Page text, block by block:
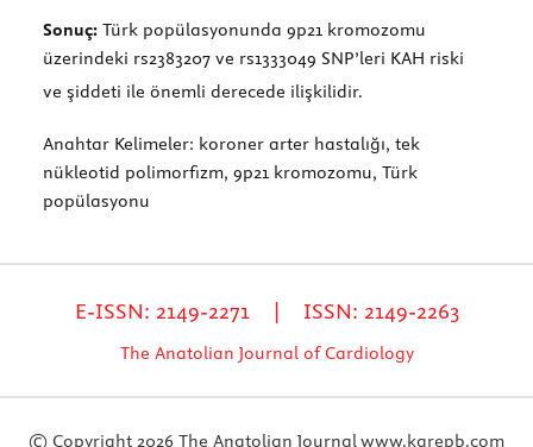
Sonuç: Türk popülasyonunda 9p21 kromozomu
üzerindeki rs2383207 ve rs1333049 SNP’leri KAH riski
ve şiddeti ile önemli derecede ilişkilidir.
Anahtar Kelimeler: koroner arter hastalığı, tek
nükleotid polimorfizm, 9p21 kromozomu, Türk
popülasyonu
E-ISSN: 2149-2271 | ISSN: 2149-2263
The Anatolian Journal of Cardiology
© Copyright 2026 The Anatolian Journalwww.karepb.com